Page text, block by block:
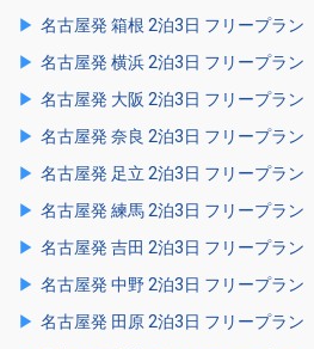
名古屋発 箱根 2泊3日 フリープラン
名古屋発 横浜 2泊3日 フリープラン
名古屋発 大阪 2泊3日 フリープラン
名古屋発 奈良 2泊3日 フリープラン
名古屋発 足立 2泊3日 フリープラン
名古屋発 練馬 2泊3日 フリープラン
名古屋発 吉田 2泊3日 フリープラン
名古屋発 中野 2泊3日 フリープラン
名古屋発 田原 2泊3日 フリープラン